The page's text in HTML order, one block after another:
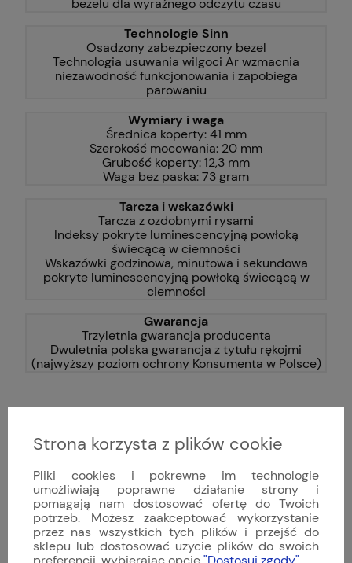
bezelu dla wyraźnego odczytu czasu
Technologie Sinn
Osadzony zabezpieczony bezel
Technologia usuwania wilgoci Ar wzmacnia
niezawodność funkcjonowania i zapobiega
parowaniu
Wymiary i waga
Średnica koperty: 41 mm
Szerokość mocowania: 20 mm
Grubość koperty: 12,3 mm
Waga bez paska: 73 gram
Tarcza i wskazówki
Tarcza z ozdobnymi rysami
Indeksy pokryte luminescencyjną powłoką
świecącą w ciemności
Wskazówki godzinowa, minutowa i sekundowa
pokryte luminescencyjną powłoką świecącą w
ciemności
Gwarancja
Trzyletnia gwarancja producenta
Dwuletnia polska gwarancja z tytułu rękojmi
(najwyższy poziom ochrony Konsumenta w Polsce)
Ochrona przed rysami TEGIMENT
Nie
Czarna powłoka utwardzająca
Nie
Strona korzysta z plików cookie
Pliki cookies i pokrewne im technologie
umożliwiają poprawne działanie strony i
pomagają nam dostosować ofertę do Twoich
potrzeb. Możesz zaakceptować wykorzystanie
przez nas wszystkich tych plików i przejść do
sklepu lub dostosować użycie plików do swoich